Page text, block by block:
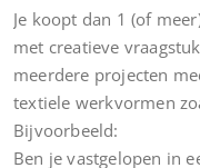
Je koopt dan 1 (of
met creatieve
meerdere projecten
textiele werkvormen
Bijvoorbeeld:
Ben je vastgelopen in